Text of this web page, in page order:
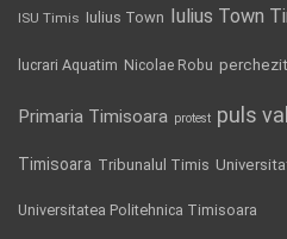
ISU Timis Iulius Town Iulius Town
lucrari Aquatim Nicolae Robu
Primaria Timisoara protest puls
Timisoara Tribunalul Timis
Universitatea Politehnica Timisoara